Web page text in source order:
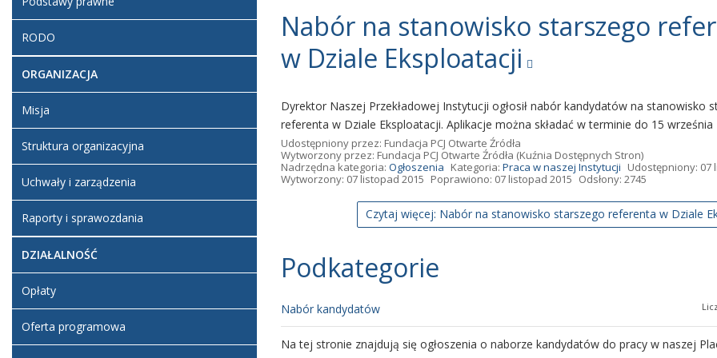
Nabór na stanowisko starszego
w Dziale Eksploatacji
Dyrektor Naszej Przekładowej Instytucji ogłosił nabór kandydatów na stanowisko
referenta w Dziale Eksploatacji. Aplikacje można składać w terminie do 15 września
Udostępniony przez: Fundacja PCJ Otwarte Źródła
Wytworzony przez: Fundacja PCJ Otwarte Źródła (Kuźnia Dostępnych Stron)
Nadrzędna kategoria: Ogłoszenia Kategoria: Praca w naszej Instytucji Udostępniony: 07
Wytworzony: 07 listopad 2015 Poprawiono: 07 listopad 2015 Odsłony: 2745
Czytaj więcej: Nabór na stanowisko starszego referenta w Dziale
Podkategorie
Nabór kandydatów
Na tej stronie znajdują się ogłoszenia o naborze kandydatów do pracy w naszej
RODO
ORGANIZACJA
Misja
Struktura organizacyjna
Uchwały i zarządzenia
Raporty i sprawozdania
DZIAŁALNOŚĆ
Opłaty
Oferta programowa